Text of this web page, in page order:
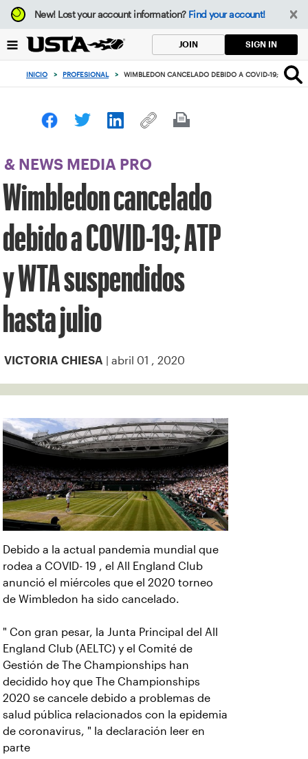
Enfoque
desde
botón
volver
principio
New!Lost your account information? Find your account!
JOIN SIGN IN
INICIO > PROFESIONAL > WIMBLEDON CANCELADO DEBIDO A COVID-19; ATP Y
& NEWS MEDIA PRO
Wimbledon cancelado
debido a COVID-19; ATP
y WTA suspendidos
hasta julio
VICTORIA CHIESA | abril 01 , 2020
Debido a la actual pandemia mundial que
rodea a COVID- 19 , el All England Club
anunció el miércoles que el 2020 torneo
de Wimbledon ha sido cancelado.
" Con gran pesar, la Junta Principal del All
England Club (AELTC) y el Comité de
Gestión de The Championships han
decidido hoy que The Championships
2020 se cancele debido a problemas de
salud pública relacionados con la epidemia
de coronavirus, " la declaración leer en
parte